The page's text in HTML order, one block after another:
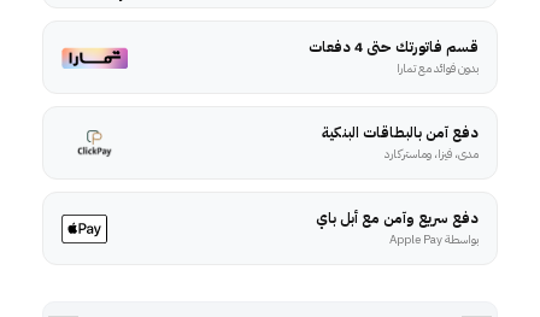
قسم فاتورتك حتى 4 دفعات
بدون فوائد مع تمارا
دفع آمن بالبطاقات البنكية
مدى، فيزا، وماستركارد
دفع سريع وآمن مع أبل باي
بواسطة Apple Pay